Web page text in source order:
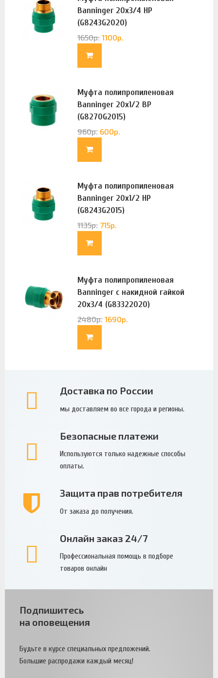
Banninger 20х3/4 НР
(G8243G2020)
1650р. 1100р.
Муфта полипропиленовая
Banninger 20х1/2 ВР
(G8270G2015)
960р. 600р.
Муфта полипропиленовая
Banninger 20х1/2 НР
(G8243G2015)
1135р. 715р.
Муфта полипропиленовая
Banninger с накидной гайкой
20х3/4 (G83322020)
2480р. 1690р.
Доставка по России
мы доставляем во все города и регионы.
Безопасные платежи
Используются только надежные способы
оплаты.
Защита прав потребителя
От заказа до получения.
Онлайн заказ 24/7
Профессиональная помощь в подборе
товаров онлайн
Подпишитесь
на оповещения
Будьте в курсе специальных предложений.
Большие распродажи каждый месяц!